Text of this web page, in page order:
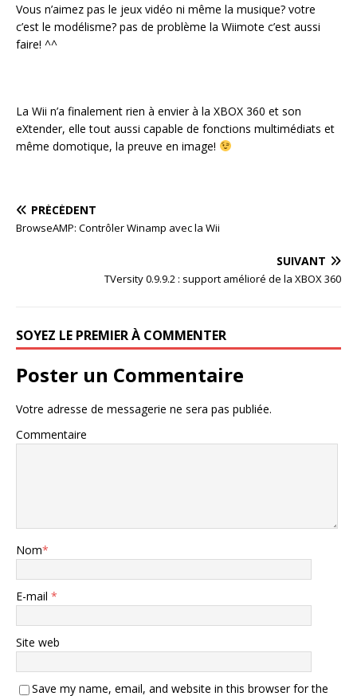
Vous n’aimez pas le jeux vidéo ni même la musique? votre
c’est le modélisme? pas de problème la Wiimote c’est aussi
faire! ^^
La Wii n’a finalement rien à envier à la XBOX 360 et son
eXtender, elle tout aussi capable de fonctions multimédiats et
même domotique, la preuve en image!
PRÉCÉDENT
BrowseAMP: Contrôler Winamp avec la Wii
SUIVANT
TVersity 0.9.9.2 : support amélioré de la XBOX 360
SOYEZ LE PREMIER À COMMENTER
Poster un Commentaire
Votre adresse de messagerie ne sera pas publiée.
Commentaire
Nom*
E-mail *
Site web
Save my name, email, and website in this browser for the